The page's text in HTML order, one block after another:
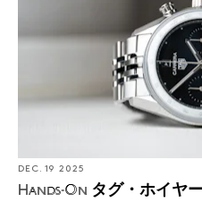
DEC. 19 2025
Hands-On タグ・ホイヤ